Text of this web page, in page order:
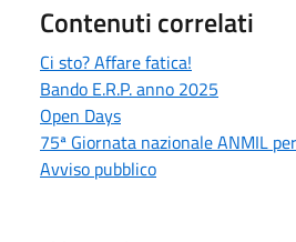
Contenuti correlati
Ci sto? Affare fatica!
Bando E.R.P. anno 2025
Open Days
75ª Giornata nazionale ANMIL
Avviso pubblico